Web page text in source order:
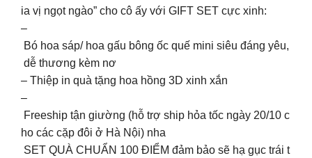
ia vị ngọt ngào” cho cô ấy với GIFT SET cực xinh:
–
Bó hoa sáp/ hoa gấu bông ốc quế mini siêu đáng yêu,
dễ thương kèm nơ
– Thiệp in quà tặng hoa hồng 3D xinh xắn
–
Freeship tận giường (hỗ trợ ship hỏa tốc ngày 20/10 c
ho các cặp đôi ở Hà Nội) nha
SET QUÀ CHUẨN 100 ĐIỂM đảm bảo sẽ hạ gục trái t